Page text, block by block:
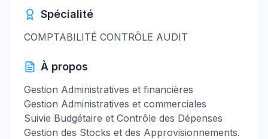
Spécialité
COMPTABILITÉ CONTRÔLE AUDIT
À propos
Gestion Administratives et financières
Gestion Administratives et commerciales
Suivie Budgétaire et Contrôle des Dépenses
Gestion des Stocks et des Approvisionnements.